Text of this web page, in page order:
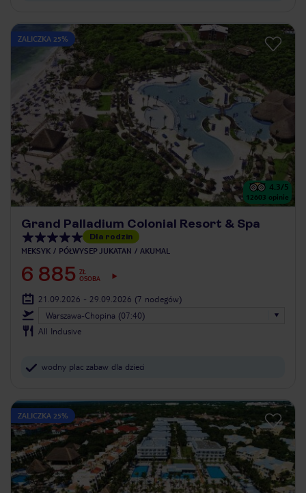
ZALICZKA 25%
4.3/5
12603 opinie
Grand Palladium Colonial Resort & Spa
Dla rodzin
MEKSYK PÓŁWYSEP JUKATAN AKUMAL
6 885 ZŁ
OSOBA
21.09.2026 - 29.09.2026 (7 noclegów)
Warszawa-Chopina (07:40)
All Inclusive
wodny plac zabaw dla dzieci
ZALICZKA 25%